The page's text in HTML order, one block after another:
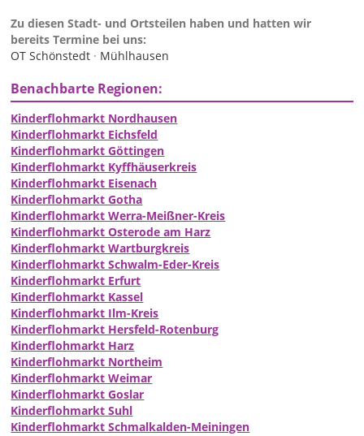
Zu diesen Stadt- und Ortsteilen haben und hatten wir
bereits Termine bei uns:
OT Schönstedt · Mühlhausen
Benachbarte Regionen:
Kinderflohmarkt Nordhausen
Kinderflohmarkt Eichsfeld
Kinderflohmarkt Göttingen
Kinderflohmarkt Kyffhäuserkreis
Kinderflohmarkt Eisenach
Kinderflohmarkt Gotha
Kinderflohmarkt Werra-Meißner-Kreis
Kinderflohmarkt Osterode am Harz
Kinderflohmarkt Wartburgkreis
Kinderflohmarkt Schwalm-Eder-Kreis
Kinderflohmarkt Erfurt
Kinderflohmarkt Kassel
Kinderflohmarkt Ilm-Kreis
Kinderflohmarkt Hersfeld-Rotenburg
Kinderflohmarkt Harz
Kinderflohmarkt Northeim
Kinderflohmarkt Weimar
Kinderflohmarkt Goslar
Kinderflohmarkt Suhl
Kinderflohmarkt Schmalkalden-Meiningen